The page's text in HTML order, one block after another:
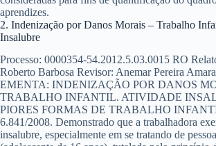
aprendizes.
2. Indenização por Danos Morais – Trabalho
Insalubre
Processo: 0000354-54.2012.5.03.0015 RO
Roberto Barbosa Revisor: Anemar Pereira
EMENTA: INDENIZAÇÃO POR DANOS
TRABALHO INFANTIL. ATIVIDADE
PIORES FORMAS DE TRABALHO
6.841/2008. Demonstrado que a trabalhadora
insalubre, especialmente em se tratando de